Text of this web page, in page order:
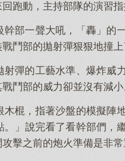
跑動，主持部隊的演習指
幹部一聲大吼，「轟」的
鬥部的拋射彈狠狠地撞上
彈的工藝水準、爆炸威
鬥部的威力卻並沒有減小
棍，指著沙盤的模擬陣
」說完看了看幹部們，
擊之前的炮火準備是非常